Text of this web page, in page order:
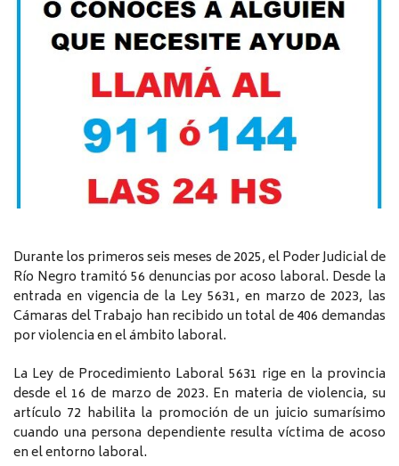
Durante los primeros seis meses de 2025, el Poder Judicial de
Río Negro tramitó 56 denuncias por acoso laboral. Desde la
entrada en vigencia de la Ley 5631, en marzo de 2023, las
Cámaras del Trabajo han recibido un total de 406 demandas
por violencia en el ámbito laboral.
La Ley de Procedimiento Laboral 5631 rige en la provincia
desde el 16 de marzo de 2023. En materia de violencia, su
artículo 72 habilita la promoción de un juicio sumarísimo
cuando una persona dependiente resulta víctima de acoso
en el entorno laboral.